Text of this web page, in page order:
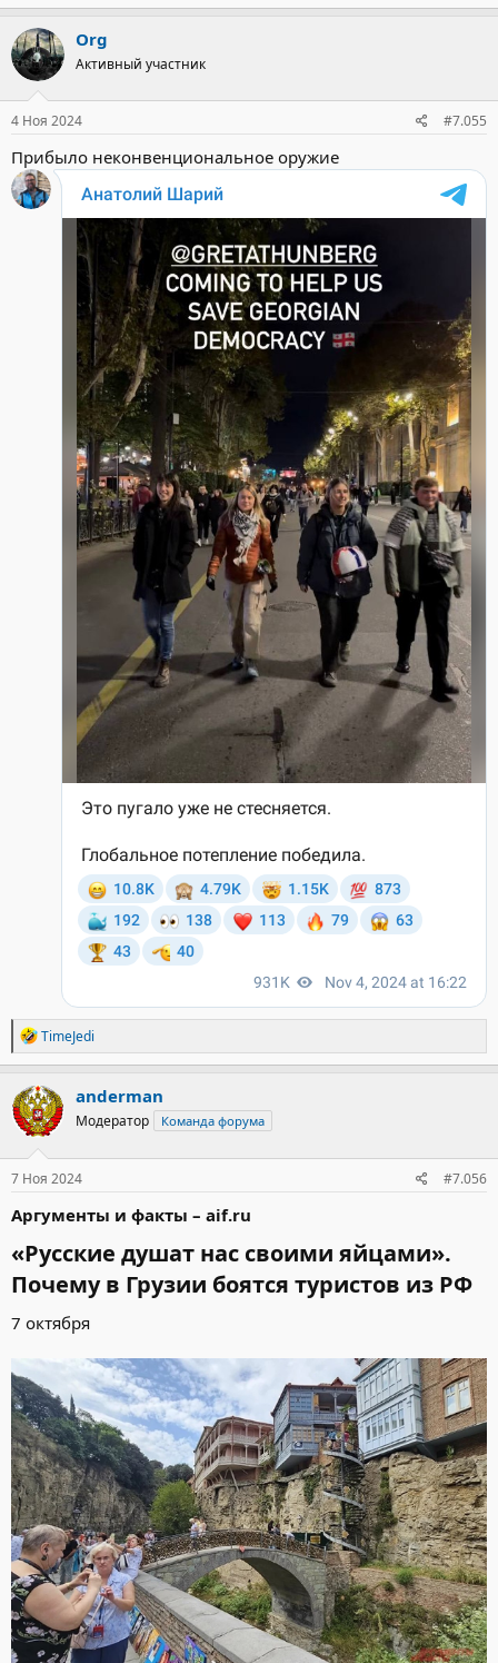
Org
Активный участник
4 Ноя 2024 #7.055
Прибыло неконвенциональное оружие
Р
е
а
к
ц
и
и
:
TimeJedi
anderman
Модератор Команда форума
7 Ноя 2024 #7.056
Аргументы и факты – aif.ru
«Русские душат нас своими яйцами».
Почему в Грузии боятся туристов из РФ​
7 октября